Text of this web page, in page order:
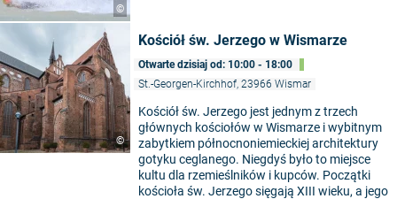
©
©
Kościół św. Jerzego w Wismarze
Otwarte dzisiaj od: 10:00 - 18:00
St.-Georgen-Kirchhof, 23966 Wismar
Kościół św. Jerzego jest jednym z trzech
głównych kościołów w Wismarze i wybitnym
zabytkiem północnoniemieckiej architektury
gotyku ceglanego. Niegdyś było to miejsce
kultu dla rzemieślników i kupców. Początki
kościoła św. Jerzego sięgają XIII wieku, a jego